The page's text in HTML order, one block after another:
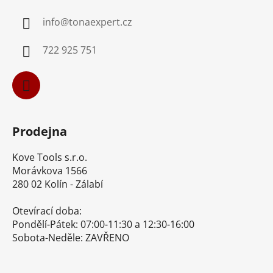
info@tonaexpert.cz
722 925 751
Prodejna
Kove Tools s.r.o.
Morávkova 1566
280 02 Kolín - Zálabí
Otevírací doba:
Pondělí-Pátek: 07:00-11:30 a 12:30-16:00
Sobota-Neděle: ZAVŘENO